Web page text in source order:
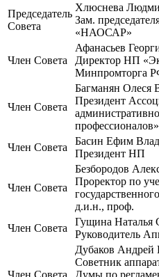
Председатель
Совета
Хлюснева
Зам.
«НАОСАР»
Член Совета
Афанасьев
Директор НП
Минпромторга
Член Совета
Багманян Олеся
Президент
профессионалов»
Член Совета
Басин Ефим
Президент НП
Член Совета
Безбородов
Проректор по
д.и.н., проф.
Член Совета
Гущина Наталья
Руководитель
Член Совета
Дубаков Андрей
Советник
Думы по